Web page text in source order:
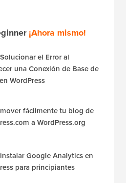
¡Ahora mismo!
el Error al
una Conexión de Base de
WordPress
fácilmente tu blog de
a WordPress.org
Google Analytics en
para principiantes